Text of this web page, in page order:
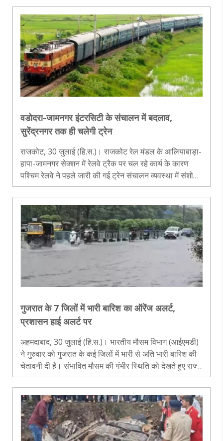
वडोदरा-जामनगर इंटरसिटी के संचालन में बदलाव,
सुरेंद्रनगर तक ही चलेगी ट्रेन
राजकोट, 30 जुलाई (हि.स.)। राजकोट रेल मंडल के आलियाबाड़ा-
हापा-जामनगर सेक्शन में रेलवे ट्रैक पर चल रहे कार्य के कारण
पश्चिम रेलवे ने पहले जारी की गई ट्रेन संचालन व्यवस्था में संशोधन
किया है। पहले कुछ ट्रेनों का शॉर्ट टर्मिनेशन और शॉर्ट ओरिजिनेशन
वांक..
गुजरात के 7 जिलों में भारी बारिश का ऑरेंज अलर्ट,
प्रशासन हाई अलर्ट पर
अहमदाबाद, 30 जुलाई (हि.स.)। भारतीय मौसम विभाग (आईएमडी)
ने गुरुवार को गुजरात के कई जिलों में भारी से अति भारी बारिश की
चेतावनी दी है। संभावित मौसम की गंभीर स्थिति को देखते हुए राज्य
आपातकालीन संचालन केंद्र (एसईओसी) ने सभी जिला प्रशासन
को हाई अलर्ट प..